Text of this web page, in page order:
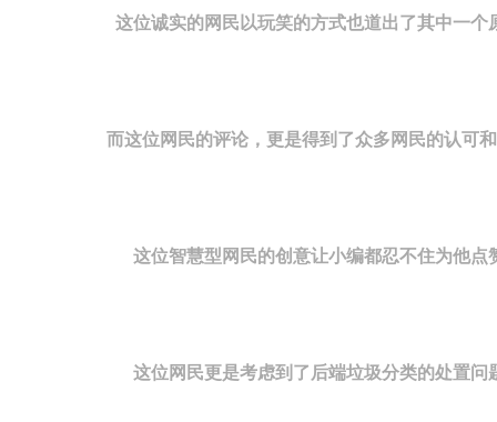
这位诚实的网民以玩笑的方式也道出了其中一个
而这位网民的评论，更是得到了众多网民的认可
这位智慧型网民的创意让小编都忍不住为他点
这位网民更是考虑到了后端垃圾分类的处置问